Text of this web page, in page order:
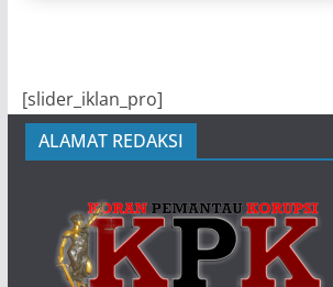
[slider_iklan_pro]
ALAMAT REDAKSI